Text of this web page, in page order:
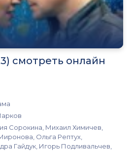
смотреть онлайн
Сорокина, Михаил Химичев,
Ольга Рептух,
Гайдук, Игорь Подливальчев,